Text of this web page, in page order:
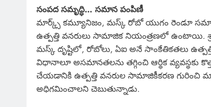
సంపద సమృద్ధి… సమాన పంపిణీ
మార్క్స్ కమ్యూనిజం, మస్క్ రోబో యుగం రెండూ
ఉత్పత్తి వనరులు సామాజిక నియంత్రణలో ఉంటాయి.
మస్క్ దృష్టిలో, రోబోలు, ఏఐ అనే సాంకేతికతలు
విధానాలూ అసమానతలను తగ్గించి ఆర్థిక వ్యవస్థకు
చేయడానికి ఉత్పత్తి వనరుల సామాజికీకరణ
అధిగమించాలని చెబుతున్నాడు.